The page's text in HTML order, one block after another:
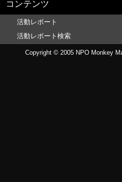
コンテンツ
活動レポート
活動レポート検索
Copyright © 2005 NPO Monkey